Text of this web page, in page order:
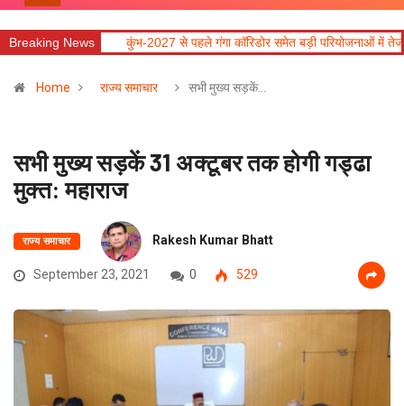
Breaking News
धामी कुंभ-2027 से पहले गंगा कॉरिडोर समेत बड़ी परियोजनाओं में तेजी लाने के
Home राज्य समाचार सभी मुख्य सड़कें…
सभी मुख्य सड़कें 31 अक्टूबर तक होगी गड्ढा
मुक्त: महाराज
राज्य समाचार Rakesh Kumar Bhatt
September 23, 2021 0 529